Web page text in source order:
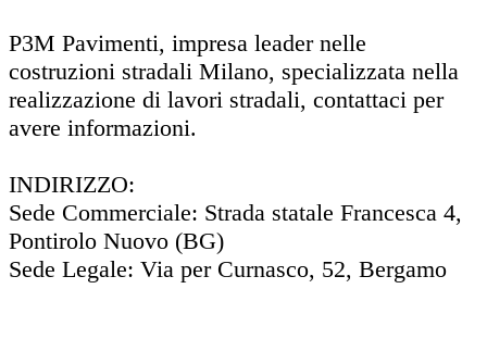
P3M Pavimenti, impresa leader nelle
costruzioni stradali Milano, specializzata nella
realizzazione di lavori stradali, contattaci per
avere informazioni.
INDIRIZZO:
Sede Commerciale: Strada statale Francesca 4,
Pontirolo Nuovo (BG)
Sede Legale: Via per Curnasco, 52, Bergamo